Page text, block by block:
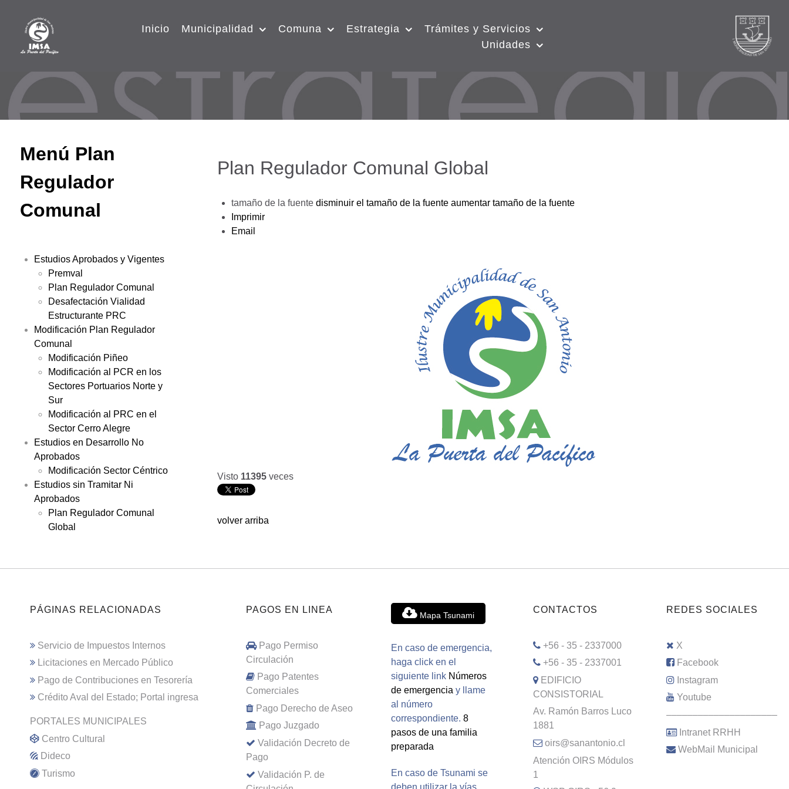
Inicio Municipalidad Comuna Estrategia
Trámites y Servicios
Unidades
Menú Plan
Regulador
Comunal
Estudios Aprobados y Vigentes
Premval
Plan Regulador Comunal
Desafectación Vialidad
Estructurante PRC
Modificación Plan Regulador
Comunal
Modificación Piñeo
Modificación al PCR en los
Sectores Portuarios Norte y
Sur
Modificación al PRC en el
Sector Cerro Alegre
Estudios en Desarrollo No
Aprobados
Modificación Sector Céntrico
Estudios sin Tramitar Ni
Aprobados
Plan Regulador Comunal
Global
Plan Regulador Comunal Global
tamaño de la fuente disminuir el tamaño de la fuente aumentar tamaño de la fuente
Imprimir
Email
Visto 11395 veces
volver arriba
PÁGINAS RELACIONADAS
Servicio de Impuestos Internos
Licitaciones en Mercado Público
Pago de Contribuciones en Tesorería
Crédito Aval del Estado; Portal ingresa
PORTALES MUNICIPALES
Centro Cultural
Dideco
Turismo
PAGOS EN LINEA
Pago Permiso
Circulación
Pago Patentes
Comerciales
Pago Derecho de Aseo
Pago Juzgado
Validación Decreto de
Pago
Validación P. de
Mapa Tsunami
En caso de emergencia,
haga click en el
siguiente link Números
de emergencia y llame
al número
correspondiente. 8
pasos de una familia
preparada
En caso de Tsunami se
deben utilizar la vías
CONTACTOS
+56 - 35 - 2337000
+56 - 35 - 2337001
EDIFICIO
CONSISTORIAL
Av. Ramón Barros Luco
1881
oirs@sanantonio.cl
Atención OIRS Módulos
1
REDES SOCIALES
X
Facebook
Instagram
Youtube
–––––––––––––––––––––
Intranet RRHH
WebMail Municipal